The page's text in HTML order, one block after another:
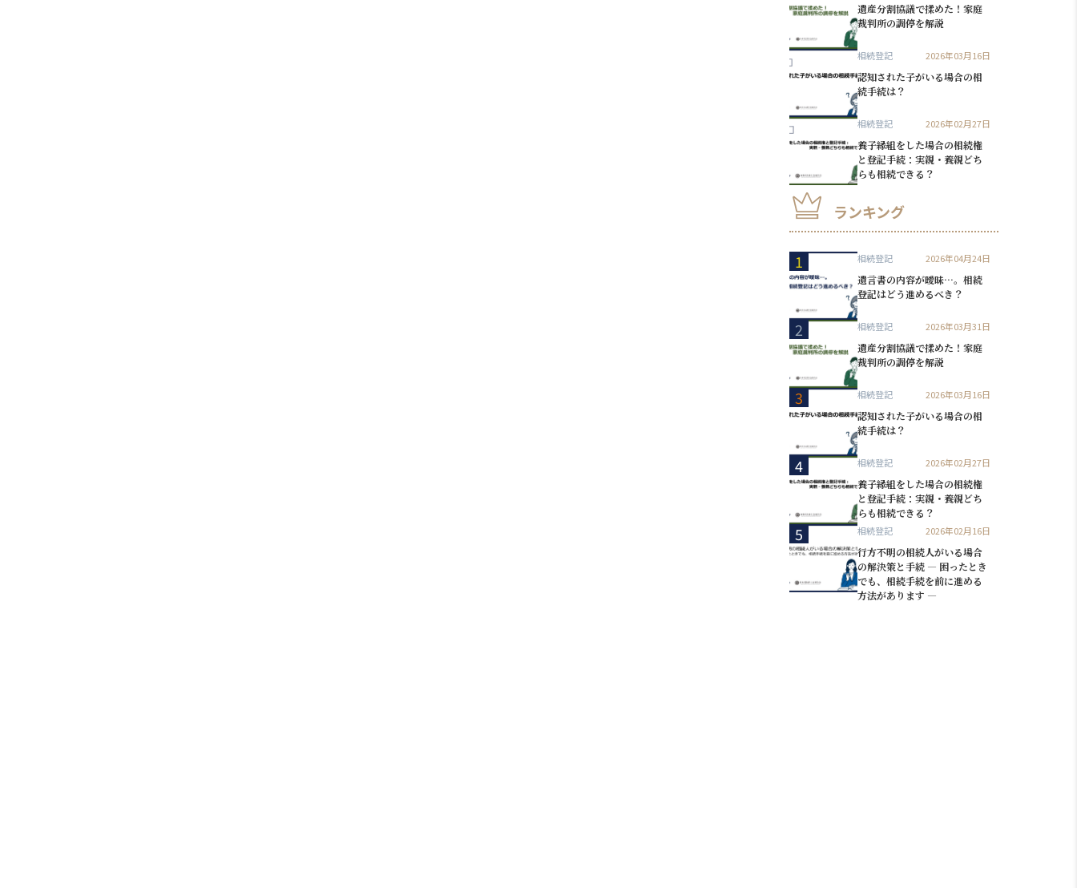
遺産分割協議で揉めた！家庭
裁判所の調停を解説
相続登記 2026年03月16日
認知された子がいる場合の相
続手続は？
相続登記 2026年02月27日
養子縁組をした場合の相続権
と登記手続：実親・養親どち
らも相続できる？
ランキング
1 相続登記 2026年04月24日
遺言書の内容が曖昧…。相続
登記はどう進めるべき？
2 相続登記 2026年03月31日
遺産分割協議で揉めた！家庭
裁判所の調停を解説
3 相続登記 2026年03月16日
認知された子がいる場合の相
続手続は？
4 相続登記 2026年02月27日
養子縁組をした場合の相続権
と登記手続：実親・養親どち
らも相続できる？
5 相続登記 2026年02月16日
行方不明の相続人がいる場合
の解決策と手続 ― 困ったとき
でも、相続手続を前に進める
方法があります ―